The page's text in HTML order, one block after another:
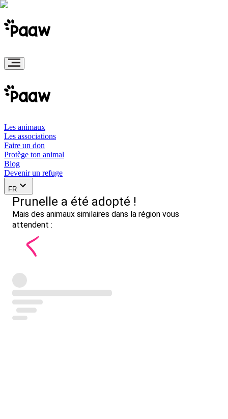
Les animaux
Les associations
Faire un don
Protège ton animal
Blog
Devenir un refuge
FR
Prunelle a été adopté !
Mais des animaux similaires dans la région vous
attendent :